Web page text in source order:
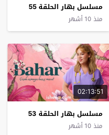
مسلسل بهار الحلقة 55
منذ 10 أشهر
02:13:51
مسلسل بهار الحلقة 53
منذ 10 أشهر